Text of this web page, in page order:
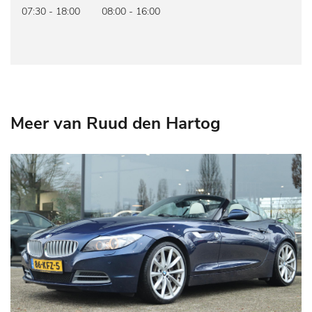
07:30 - 18:00
08:00 - 16:00
Meer van Ruud den Hartog